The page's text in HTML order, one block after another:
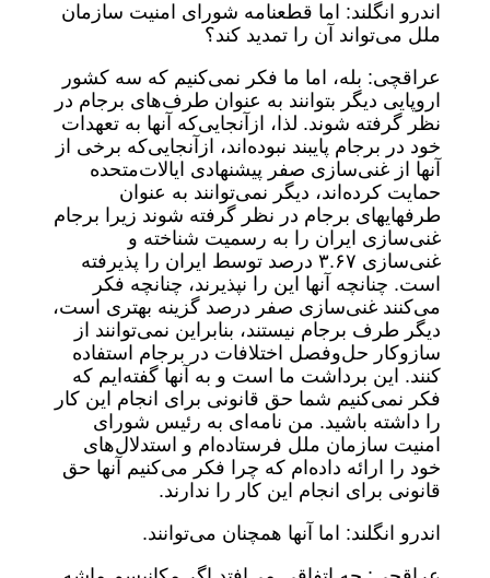
اندرو انگلند: اما قطعنامه شورای امنیت سازمان
ملل می‌تواند آن را تمدید کند؟
عراقچی: بله، اما ما فکر نمی‌کنیم که سه کشور
اروپایی دیگر بتوانند به عنوان طرف‌های برجام در
نظر گرفته شوند. لذا، ازآنجایی‌که آنها به تعهدات
خود در برجام پایبند نبوده‌اند، ازآنجایی‌که برخی از
آنها از غنی‌سازی صفر پیشنهادی ایالات‌متحده
حمایت کرده‌اند، دیگر نمی‌توانند به عنوان
طرفهایهای برجام در نظر گرفته شوند زیرا برجام
غنی‌سازی ایران را به رسمیت شناخته و
غنی‌سازی ۳.۶۷ درصد توسط ایران را پذیرفته
است. چنانچه آنها این را نپذیرند، چنانچه فکر
می‌کنند غنی‌سازی صفر درصد گزینه بهتری است،
دیگر طرف برجام نیستند، بنابراین نمی‌توانند از
سازوکار حل‌وفصل اختلافات در برجام استفاده
کنند. این برداشت ما است و به آنها گفته‌ایم که
فکر نمی‌کنیم شما حق قانونی برای انجام این کار
را داشته باشید. من نامه‌ای به رئیس شورای
امنیت سازمان ملل فرستاده‌ام و استدلال‌های
خود را ارائه داده‌ام که چرا فکر می‌کنیم آنها حق
قانونی برای انجام این کار را ندارند.
اندرو انگلند: اما آنها همچنان می‌توانند.